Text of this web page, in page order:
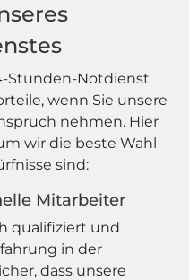
Stunden-Notdienst
wenn Sie unsere
nehmen. Hier
wir die beste Wahl
sind:
Mitarbeiter
qualifiziert und
in der
dass unsere